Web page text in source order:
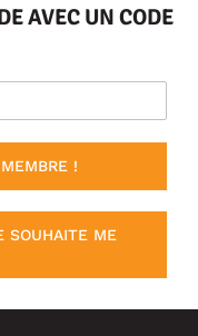
AVEC UN CODE
!
SOUHAITE ME